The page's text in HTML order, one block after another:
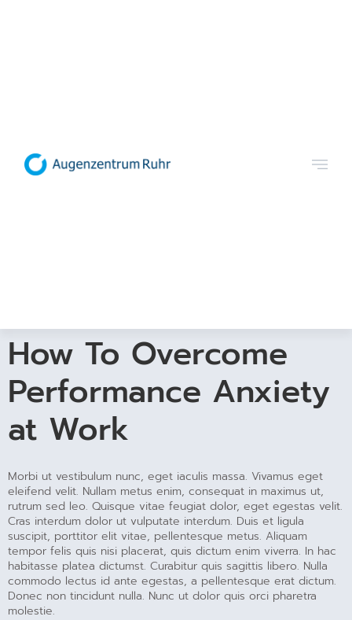
How To Overcome
Performance Anxiety
at Work
Morbi ut vestibulum nunc, eget iaculis massa. Vivamus eget
eleifend velit. Nullam metus enim, consequat in maximus ut,
rutrum sed leo. Quisque vitae feugiat dolor, eget egestas velit.
Cras interdum dolor ut vulputate interdum. Duis et ligula
suscipit, porttitor elit vitae, pellentesque metus. Aliquam
tempor felis quis nisi placerat, quis dictum enim viverra. In hac
habitasse platea dictumst. Curabitur quis sagittis libero. Nulla
commodo lectus id ante egestas, a pellentesque erat dictum.
Donec non tincidunt nulla. Nunc ut dolor quis orci pharetra
molestie.